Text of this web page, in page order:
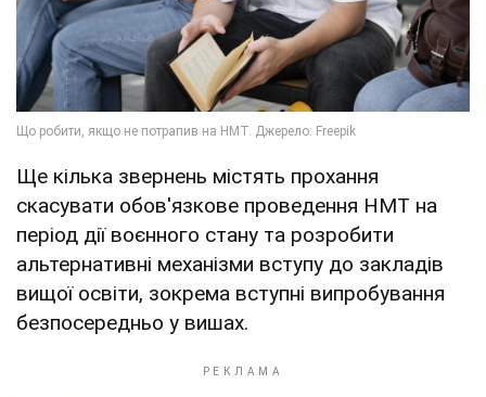
Ще кілька звернень містять прохання
скасувати обов'язкове проведення НМТ на
період дії воєнного стану та розробити
альтернативні механізми вступу до закладів
вищої освіти, зокрема вступні випробування
безпосередньо у вишах.